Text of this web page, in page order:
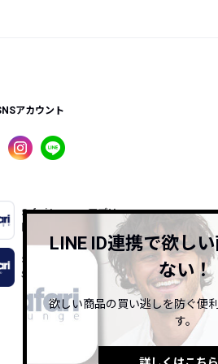
アカウント
Safari Lounge アプリ
限定の機能もあるアプリでサクサクお買い物
Safari Online
Safari公式ウェブマガジン
LINE ID連携で欲し
ない！
欲しい商品の買い逃しを防ぐ便
す。